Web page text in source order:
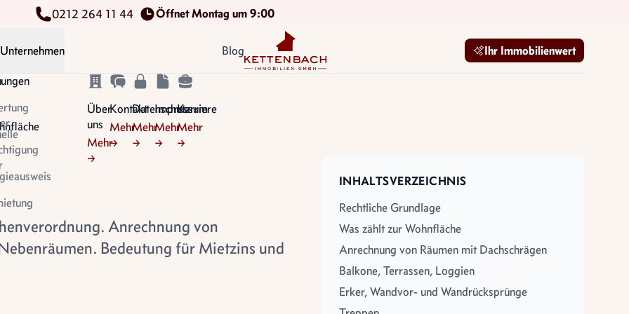
0212 264 11 44
Öffnet Montag um 9:00
Unternehmen
Über
uns
Mehr
→
Kontakt
Mehr
→
Datenschutz
Mehr
→
Impressum
Mehr
→
Karriere
Mehr
→
Blog Kettenbach Immobilien GmbH Ihr Immobilienwert
Anrechnung von
Bedeutung für Mietzins und
INHALTSVERZEICHNIS
Rechtliche Grundlage
Was zählt zur Wohnfläche
Anrechnung von Räumen mit Dachschrägen
Balkone, Terrassen, Loggien
Erker, Wandvor- und Wandrücksprünge